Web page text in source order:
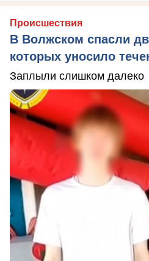
Происшествия
В Волжском спасли
которых уносило
Заплыли слишком далеко